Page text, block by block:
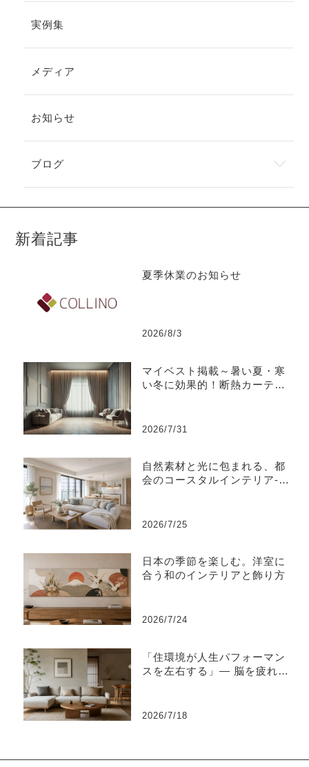
実例集
メディア
お知らせ
ブログ
新着記事
夏季休業のお知らせ
2026/8/3
マイベスト掲載～暑い夏・寒
い冬に効果的！断熱カーテン
2026/7/31
自然素材と光に包まれる、都
会のコースタルインテリア-江
2026/7/25
日本の季節を楽しむ。洋室に
合う和のインテリアと飾り方
2026/7/24
「住環境が人生パフォーマン
スを左右する」― 脳を疲れさ
2026/7/18